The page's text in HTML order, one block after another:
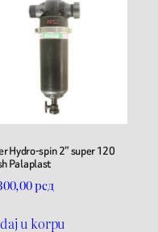
Hydro-spin 2” super 120
Palaplast
рсд
u korpu